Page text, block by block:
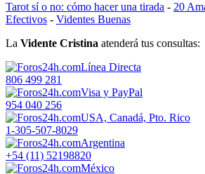
Tarot sí o no: cómo hacer una tirada - 20
Efectivos - Videntes Buenas
La Vidente Cristina atenderá tus consultas:
Línea Directa
806 499 281
Visa y PayPal
954 040 256
USA, Canadá, Pto. Rico
1-305-507-8029
Argentina
+54 (11) 52198820
México